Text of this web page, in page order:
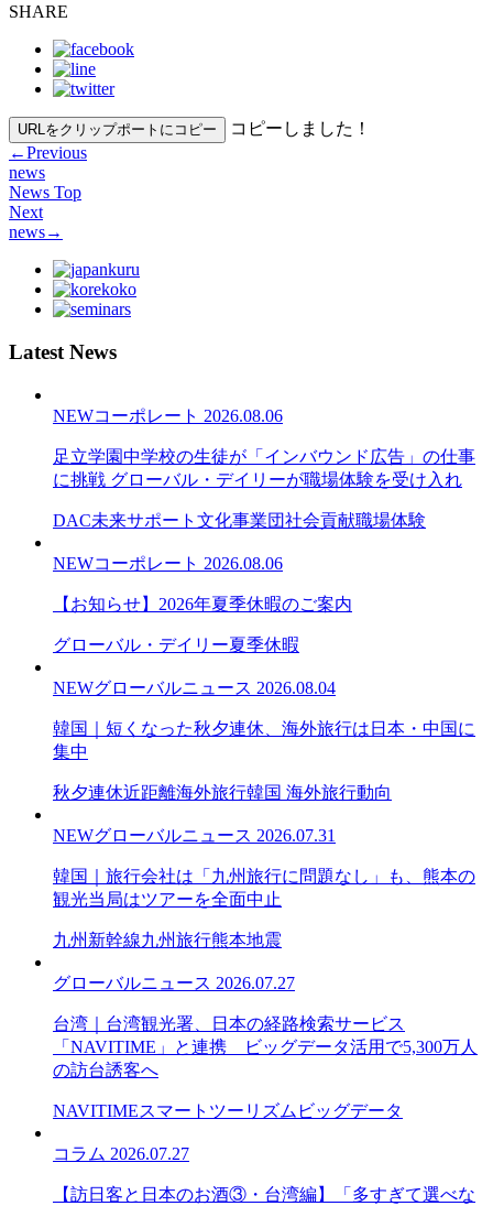
SHARE
URLをクリップポートにコピー
コピーしました！
←Previous
news
News Top
Next
news→
Latest News
NEWコーポレート 2026.08.06
足立学園中学校の生徒が「インバウンド広告」の仕事
に挑戦 グローバル・デイリーが職場体験を受け入れ
DAC未来サポート文化事業団社会貢献職場体験
NEWコーポレート 2026.08.06
【お知らせ】2026年夏季休暇のご案内
グローバル・デイリー夏季休暇
NEWグローバルニュース 2026.08.04
韓国｜短くなった秋夕連休、海外旅行は日本・中国に
集中
秋夕連休近距離海外旅行韓国 海外旅行動向
NEWグローバルニュース 2026.07.31
韓国｜旅行会社は「九州旅行に問題なし」も、熊本の
観光当局はツアーを全面中止
九州新幹線九州旅行熊本地震
グローバルニュース 2026.07.27
台湾｜台湾観光署、日本の経路検索サービス
「NAVITIME」と連携 ビッグデータ活用で5,300万人
の訪台誘客へ
NAVITIMEスマートツーリズム ビッグデータ
コラム 2026.07.27
【訪日客と日本のお酒③・台湾編】「多すぎて選べな